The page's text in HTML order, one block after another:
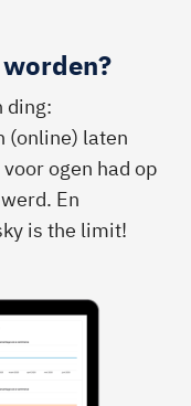
ding:
(online) laten
ogen had op
En
is the limit!